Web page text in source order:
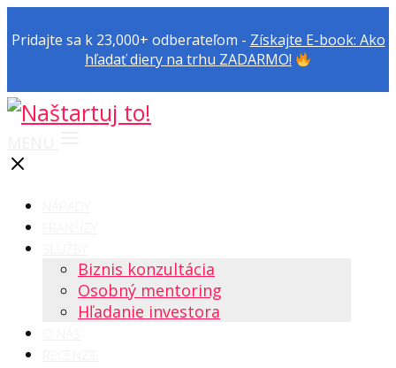
Pridajte sa k 23,000+ odberateľom - Získajte E-book: Ako
hľadať diery na trhu ZADARMO!
Biznis konzultácia
Osobný mentoring
Hľadanie investora